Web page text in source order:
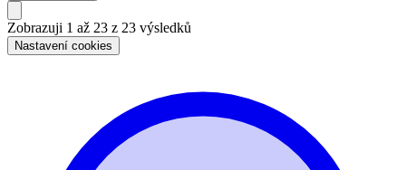
Zobrazuji 1 až 23 z 23 výsledků
Nastavení cookies